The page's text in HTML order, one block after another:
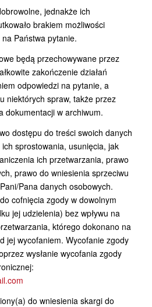
jednakże ich
brakiem możliwości
Państwa pytanie.
będą przechowywane przez
zakończenie działań
odpowiedzi na pytanie, a
niektórych spraw, także przez
dokumentacji w archiwum.
dostępu do treści swoich danych
sprostowania, usunięcia, jak
ich przetwarzania, prawo
prawo do wniesienia sprzeciwu
Pana danych osobowych.
cofnięcia zgody w dowolnym
jej udzielenia) bez wpływu na
którego dokonano na
jej wycofaniem. Wycofanie zgody
wysłanie wycofania zgody
do wniesienia skargi do